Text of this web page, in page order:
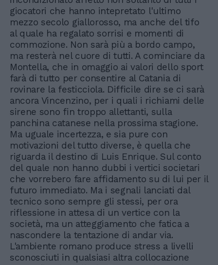
giocatori che hanno intepretato l'ultimo
mezzo secolo giallorosso, ma anche del tifo
al quale ha regalato sorrisi e momenti di
commozione. Non sarà più a bordo campo,
ma resterà nel cuore di tutti. A cominciare da
Montella, che in omaggio ai valori dello sport
farà di tutto per consentire al Catania di
rovinare la festicciola. Difficile dire se ci sarà
ancora Vincenzino, per i quali i richiami delle
sirene sono fin troppo allettanti, sulla
panchina catanese nella prossima stagione.
Ma uguale incertezza, e sia pure con
motivazioni del tutto diverse, è quella che
riguarda il destino di Luis Enrique. Sul conto
del quale non hanno dubbi i vertici societari
che vorrebero fare affidamento su di lui per il
futuro immediato. Ma i segnali lanciati dal
tecnico sono sempre gli stessi, per ora
riflessione in attesa di un vertice con la
società, ma un atteggiamento che fatica a
nascondere la tentazione di andar via.
L'ambiente romano produce stress a livelli
sconosciuti in qualsiasi altra collocazione